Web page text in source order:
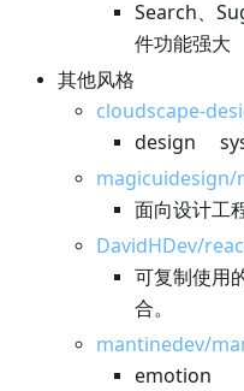
Search、
件功能强大
其他风格
cloudscape-
design
magicuidesign/
面向设计
DavidHDev/
可复制使
合。
mantinedev/
emotion